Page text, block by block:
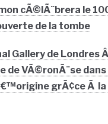
cÃ©lÃ¨brera le
de la tombe
Gallery de Londres
de VÃ©ronÃ¨se
grÃ¢ce Ã